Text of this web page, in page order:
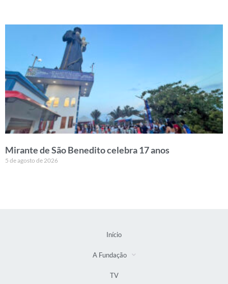
Mirante de São Benedito celebra 17 anos
5 de agosto de 2026
Início
A Fundação
TV